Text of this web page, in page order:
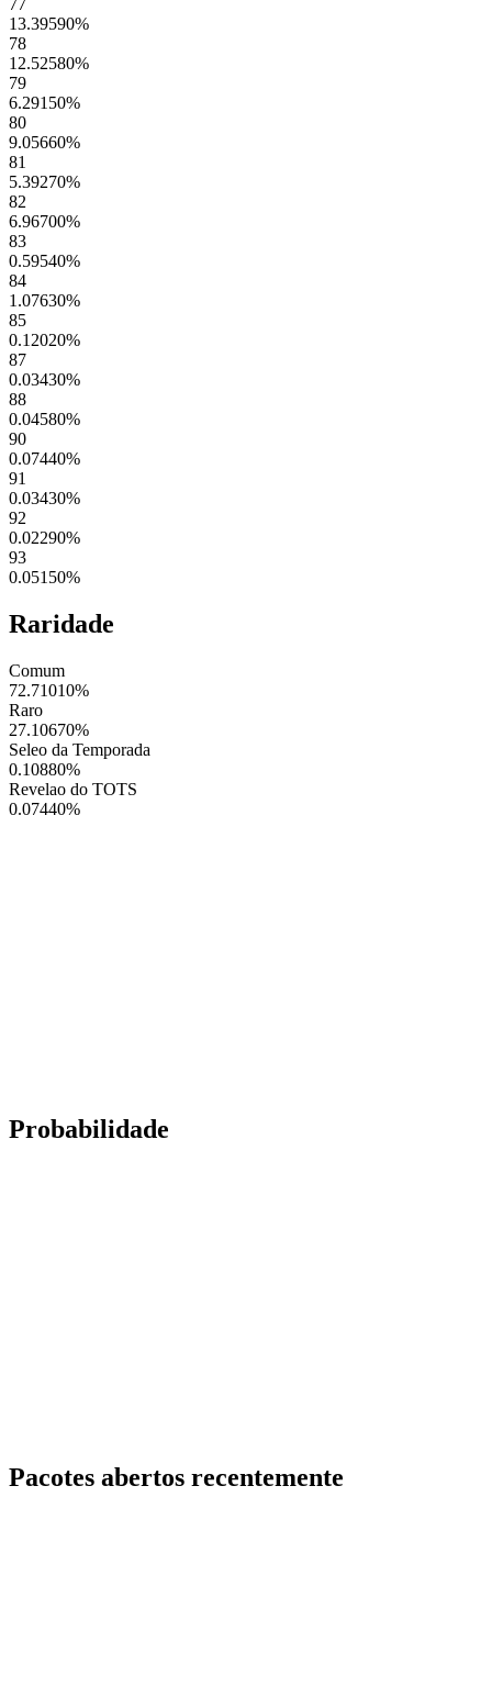
13.39590%
78
12.52580%
79
6.29150%
80
9.05660%
81
5.39270%
82
6.96700%
83
0.59540%
84
1.07630%
85
0.12020%
87
0.03430%
88
0.04580%
90
0.07440%
91
0.03430%
92
0.02290%
93
0.05150%
Raridade
Comum
72.71010%
Raro
27.10670%
Seleo da Temporada
0.10880%
Revelao do TOTS
0.07440%
Probabilidade
Pacotes abertos recentemente